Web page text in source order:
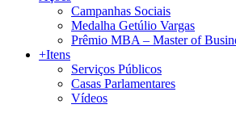
Campanhas Sociais
Medalha Getúlio Vargas
Prêmio MBA – Master of
+Itens
Serviços Públicos
Casas Parlamentares
Vídeos